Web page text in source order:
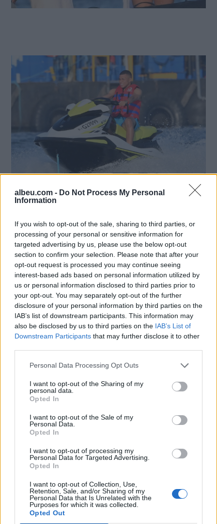
albeu.com - Do Not Process My Personal
Information
If you wish to opt-out of the sale, sharing to third parties, or
processing of your personal or sensitive information for
targeted advertising by us, please use the below opt-out
section to confirm your selection. Please note that after your
opt-out request is processed you may continue seeing
interest-based ads based on personal information utilized by
us or personal information disclosed to third parties prior to
your opt-out. You may separately opt-out of the further
disclosure of your personal information by third parties on the
IAB’s list of downstream participants. This information may
also be disclosed by us to third parties on the IAB’s List of
Downstream Participants that may further disclose it to other
Personal Data Processing Opt Outs
I want to opt-out of the Sharing of my
personal data.
Opted In
I want to opt-out of the Sale of my
Personal Data.
Opted In
I want to opt-out of processing my
Personal Data for Targeted Advertising.
Opted In
I want to opt-out of Collection, Use,
Retention, Sale, and/or Sharing of my
Personal Data that Is Unrelated with the
Purposes for which it was collected.
Opted Out
Kylian Mbappe dhe
aktorja spanjolle Ester
Exposito fotografohen së
bashku në një jaht luksoz
në Sardenjë
Konflikti mes PSG-së dhe
ambientalistëve vazhdon:
Greenpeace mbajti një
protestë duke sjellë një
jaht me rërë për Galtier
dhe Mbappe
Aktorja turke nis
(FOTO LAJM)
Ozdemir e njohur si
“Sanem” nga seriali
para që ka hapur sezonin
turistik këtë verë.
Ndryshe nga kolegët e
xhiruar për të mbyllur
sezonin televiziv, Demet
jaht ku ndodhet së
bashku…